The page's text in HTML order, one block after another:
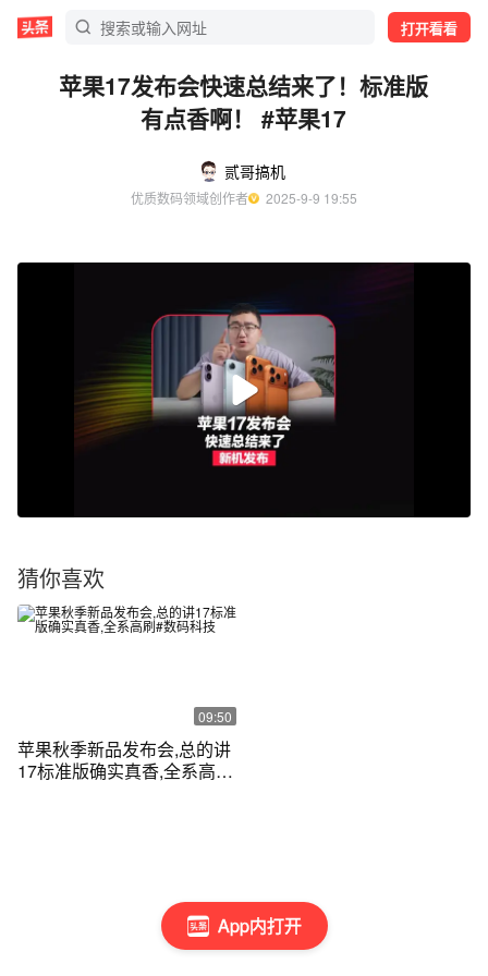
打开看看
App内打开
苹果17发布会快速总结来了！标准版
有点香啊！ #苹果17
贰哥搞机
优质数码领域创作者
  2025-9-9 19:55
猜你喜欢
09:50
苹果秋季新品发布会,总的讲
17标准版确实真香,全系高刷